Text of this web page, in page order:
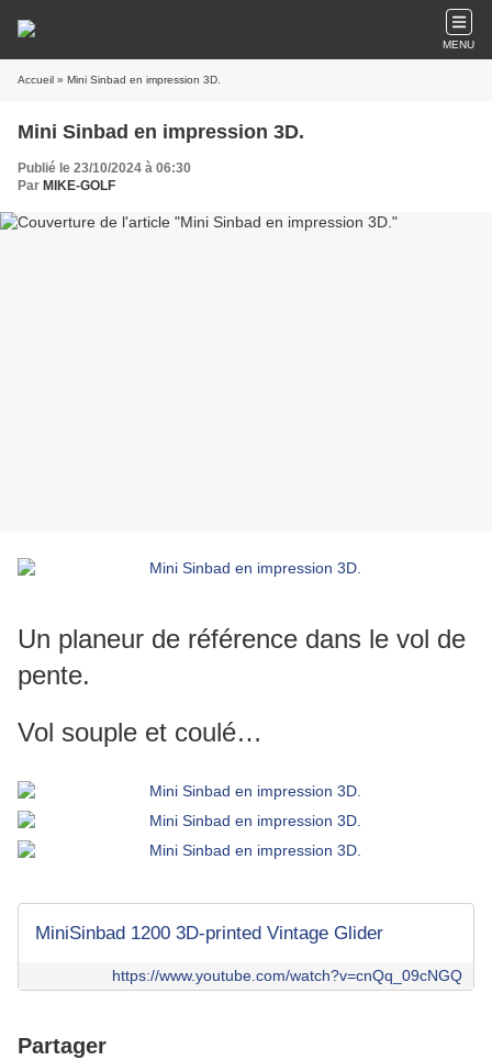
MENU
Accueil » Mini Sinbad en impression 3D.
Mini Sinbad en impression 3D.
Publié le 23/10/2024 à 06:30
Par MIKE-GOLF
Un planeur de référence dans le vol de
pente.
Vol souple et coulé…
MiniSinbad 1200 3D-printed Vintage Glider
https://www.youtube.com/watch?v=cnQq_09cNGQ
Partager